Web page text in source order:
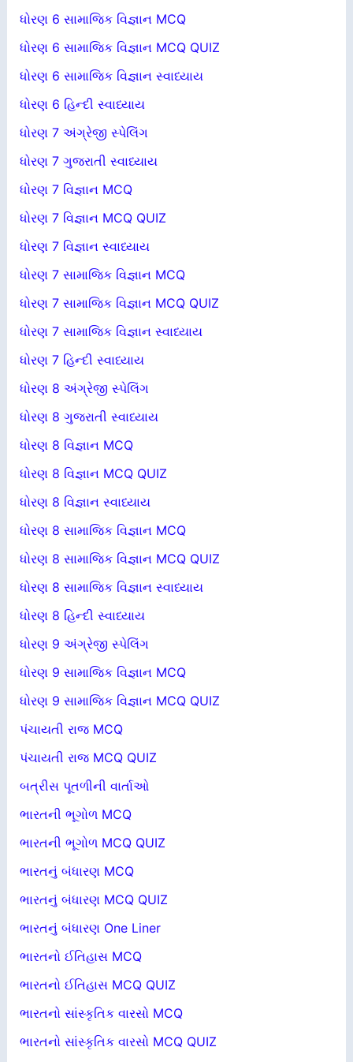
ધોરણ 6 સામાજિક વિજ્ઞાન MCQ
ધોરણ 6 સામાજિક વિજ્ઞાન MCQ QUIZ
ધોરણ 6 સામાજિક વિજ્ઞાન સ્વાધ્યાય
ધોરણ 6 હિન્દી સ્વાધ્યાય
ધોરણ 7 અંગ્રેજી સ્પેલિંગ
ધોરણ 7 ગુજરાતી સ્વાધ્યાય
ધોરણ 7 વિજ્ઞાન MCQ
ધોરણ 7 વિજ્ઞાન MCQ QUIZ
ધોરણ 7 વિજ્ઞાન સ્વાધ્યાય
ધોરણ 7 સામાજિક વિજ્ઞાન MCQ
ધોરણ 7 સામાજિક વિજ્ઞાન MCQ QUIZ
ધોરણ 7 સામાજિક વિજ્ઞાન સ્વાધ્યાય
ધોરણ 7 હિન્દી સ્વાધ્યાય
ધોરણ 8 અંગ્રેજી સ્પેલિંગ
ધોરણ 8 ગુજરાતી સ્વાધ્યાય
ધોરણ 8 વિજ્ઞાન MCQ
ધોરણ 8 વિજ્ઞાન MCQ QUIZ
ધોરણ 8 વિજ્ઞાન સ્વાધ્યાય
ધોરણ 8 સામાજિક વિજ્ઞાન MCQ
ધોરણ 8 સામાજિક વિજ્ઞાન MCQ QUIZ
ધોરણ 8 સામાજિક વિજ્ઞાન સ્વાધ્યાય
ધોરણ 8 હિન્દી સ્વાધ્યાય
ધોરણ 9 અંગ્રેજી સ્પેલિંગ
ધોરણ 9 સામાજિક વિજ્ઞાન MCQ
ધોરણ 9 સામાજિક વિજ્ઞાન MCQ QUIZ
પંચાયતી રાજ MCQ
પંચાયતી રાજ MCQ QUIZ
બત્રીસ પૂતળીની વાર્તાઓ
ભારતની ભૂગોળ MCQ
ભારતની ભૂગોળ MCQ QUIZ
ભારતનું બંધારણ MCQ
ભારતનું બંધારણ MCQ QUIZ
ભારતનું બંધારણ One Liner
ભારતનો ઈતિહાસ MCQ
ભારતનો ઈતિહાસ MCQ QUIZ
ભારતનો સાંસ્કૃતિક વારસો MCQ
ભારતનો સાંસ્કૃતિક વારસો MCQ QUIZ